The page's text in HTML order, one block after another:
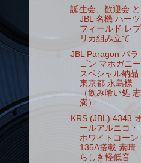
誕生会、歓迎会 と
JBL 名機 ハーツ
フィールド レプ
リカ組み立て
JBL Paragon パラ
ゴン マホガニー
スペシャル納品
東京都 永島様
（飲み喰い処 志
満）
KRS (JBL) 4343
ールアルニコ・
ホワイトコーン
135A搭載 素晴
らしき軽低音